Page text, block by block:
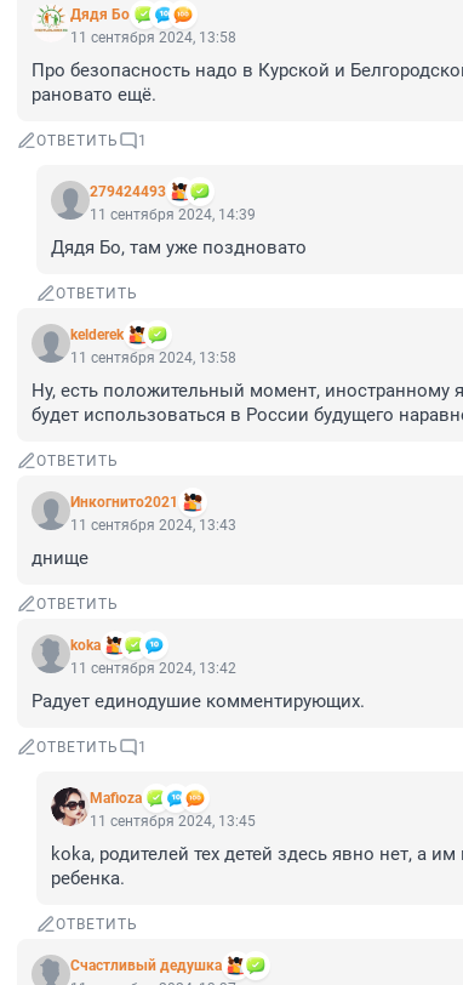
Дядя Бо
11 сентября 2024, 13:58
Про безопасность надо в Курской и
рановато ещё.
ОТВЕТИТЬ 1
279424493
11 сентября 2024, 14:39
Дядя Бо, там уже поздновато
ОТВЕТИТЬ
kelderek
11 сентября 2024, 13:58
Ну, есть положительный момент, иностранному
будет использоваться в России будущего
ОТВЕТИТЬ
Инкогнито2021
11 сентября 2024, 13:43
днище
ОТВЕТИТЬ
koka
11 сентября 2024, 13:42
Радует единодушие комментирующих.
ОТВЕТИТЬ 1
Mafioza
11 сентября 2024, 13:45
koka, родителей тех детей здесь явно нет, а
ребенка.
ОТВЕТИТЬ
Счастливый дедушка